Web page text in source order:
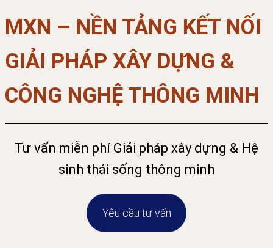
MXN – NỀN TẢNG KẾT NỐI
GIẢI PHÁP XÂY DỰNG &
CÔNG NGHỆ THÔNG MINH
Tư vấn miễn phí Giải pháp xây dựng & Hệ
sinh thái sống thông minh
Yêu cầu tư vấn